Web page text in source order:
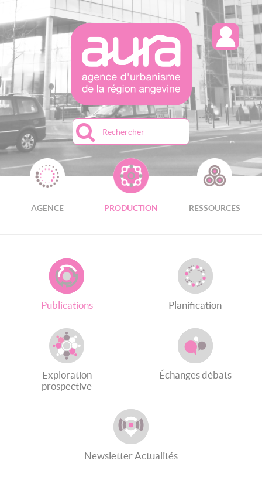
Recherche
AGENCE PRODUCTION RESSOURCES
Publications Planification
Exploration
prospective
Échanges débats
Newsletter Actualités